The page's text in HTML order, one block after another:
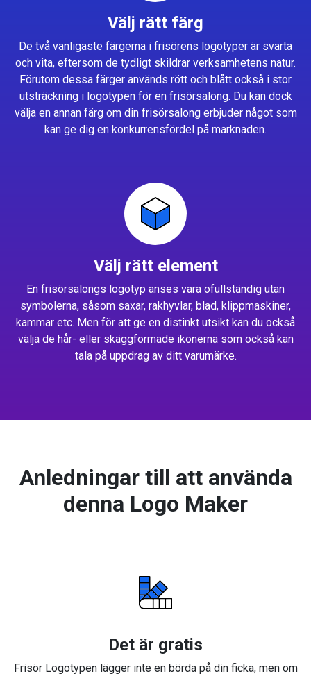
Välj rätt färg
De två vanligaste färgerna i frisörens logotyper är svarta
och vita, eftersom de tydligt skildrar verksamhetens natur.
Förutom dessa färger används rött och blått också i stor
utsträckning i logotypen för en frisörsalong. Du kan dock
välja en annan färg om din frisörsalong erbjuder något som
kan ge dig en konkurrensfördel på marknaden.
Välj rätt element
En frisörsalongs logotyp anses vara ofullständig utan
symbolerna, såsom saxar, rakhyvlar, blad, klippmaskiner,
kammar etc. Men för att ge en distinkt utsikt kan du också
välja de hår- eller skäggformade ikonerna som också kan
tala på uppdrag av ditt varumärke.
Anledningar till att använda
denna Logo Maker
Det är gratis
Frisör Logotypenlägger inte en börda på din ficka, men om